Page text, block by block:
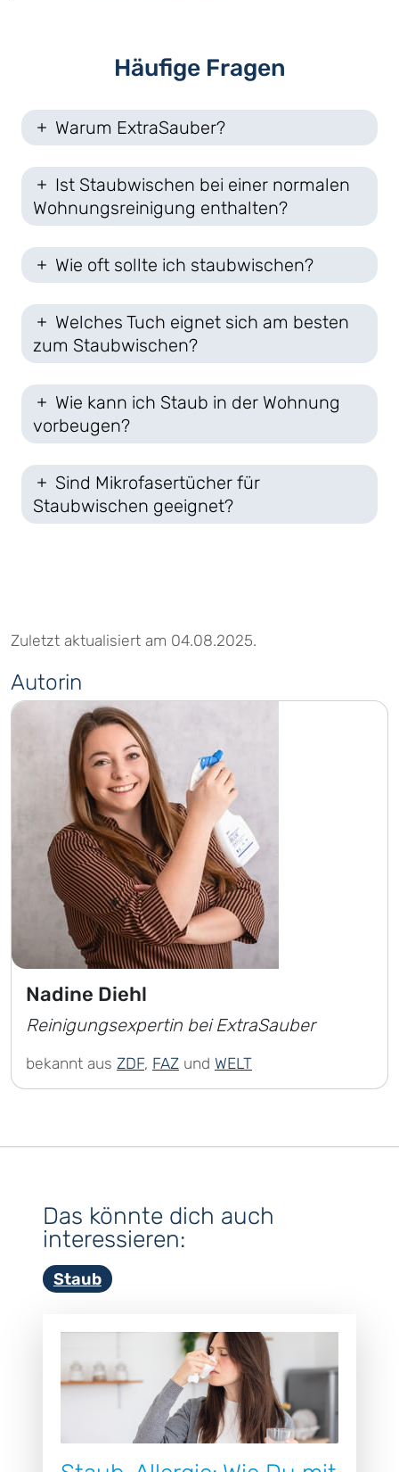
Häufige Fragen
Warum ExtraSauber?
Ist Staubwischen bei einer normalen
Wohnungsreinigung enthalten?
Wie oft sollte ich staubwischen?
Welches Tuch eignet sich am besten
zum Staubwischen?
Wie kann ich Staub in der Wohnung
vorbeugen?
Sind Mikrofasertücher für
Staubwischen geeignet?
Zuletzt aktualisiert am 04.08.2025.
Autorin
Nadine Diehl
Reinigungsexpertin bei ExtraSauber
bekannt aus ZDF, FAZ und WELT
Das könnte dich auch
interessieren:
Staub